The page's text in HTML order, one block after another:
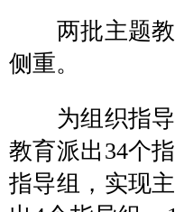
两批主题教
侧重。
为组织指导
教育派出34个
指导组，实现